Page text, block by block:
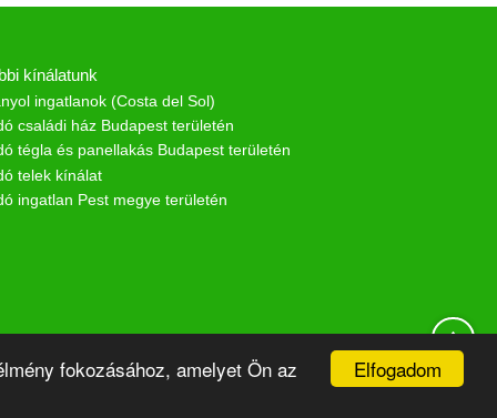
Elfogadom
fokozásához, amelyet Ön az
↑
kínálatunk
ingatlanok (Costa del Sol)
családi ház Budapest területén
tégla és panellakás Budapest területén
telek kínálat
ingatlan Pest megye területén
RSS